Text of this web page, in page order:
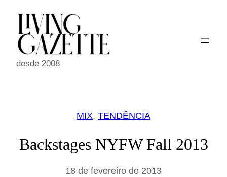
conteúdo
desde 2008
MIX, TENDÊNCIA
Backstages NYFW Fall 2013
18 de fevereiro de 2013